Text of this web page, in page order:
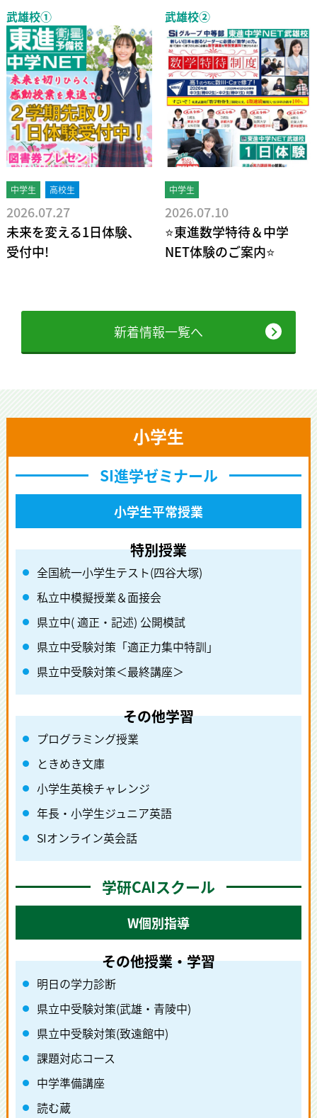
武雄校①
中学生 高校生
2026.07.27
未来を変える1日体験、
受付中!
武雄校②
中学生
2026.07.10
⭐東進数学特待＆中学
NET体験のご案内⭐
新着情報一覧へ
小学生
SI進学ゼミナール
小学生平常授業
全国統一小学生テスト(四谷大塚)
私立中模擬授業＆面接会
県立中( 適正・記述) 公開模試
県立中受験対策「適正力集中特訓」
県立中受験対策＜最終講座＞
プログラミング授業
ときめき文庫
小学生英検チャレンジ
年長・小学生ジュニア英語
SIオンライン英会話
学研CAIスクール
W個別指導
明日の学力診断
県立中受験対策(武雄・青陵中)
県立中受験対策(致遠館中)
課題対応コース
中学準備講座
読む蔵